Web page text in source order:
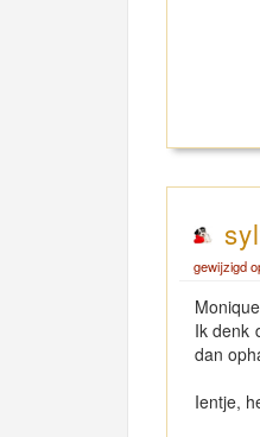
gewijzigd
Ik denk
dan
Ientje,